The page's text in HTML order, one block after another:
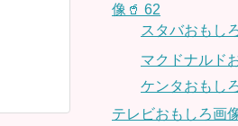
像🥤 62
スタバおもし
マクドナルド
ケンタおもし
テレビおもしろ画